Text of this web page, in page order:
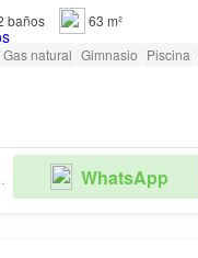
baños
63 m²
Gas natural Gimnasio Piscina
DEAL WhatsApp